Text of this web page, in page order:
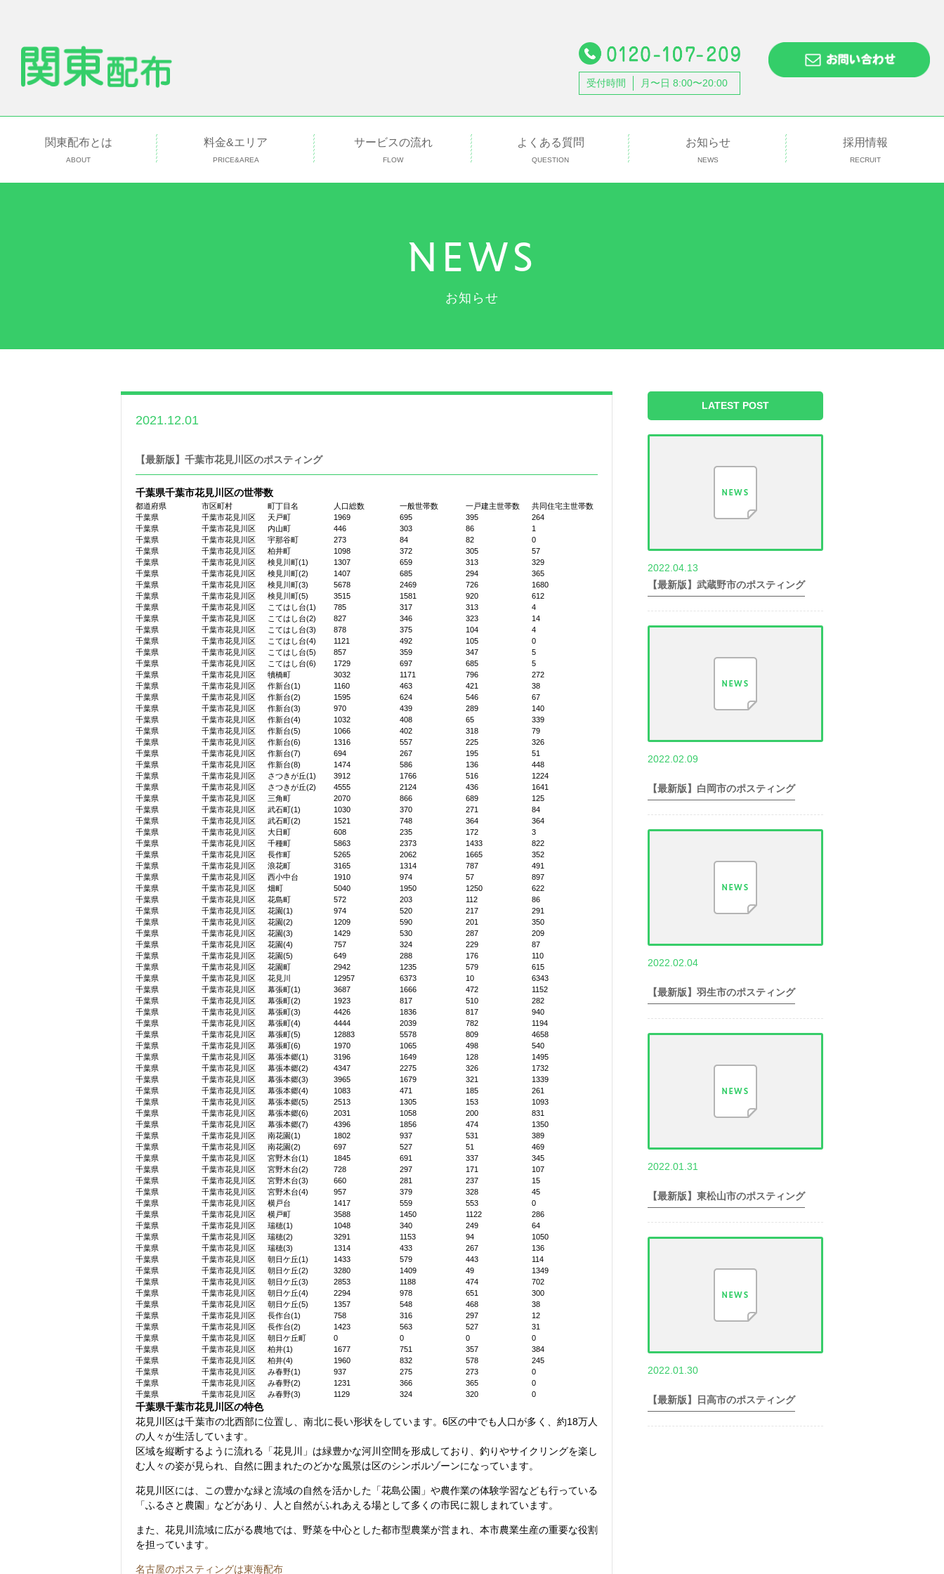
受付時間 月〜日 8:00〜20:00
関東配布とは
ABOUT
料金&エリア
PRICE&AREA
サービスの流れ
FLOW
よくある質問
QUESTION
お知らせ
NEWS
採用情報
RECRUIT
NEWS
お知らせ
2021.12.01
【最新版】千葉市花見川区のポスティング
千葉県千葉市花見川区の世帯数
都道府県 市区町村 町丁目名 人口総数 一般世帯数 一戸建主世帯数
共同住宅主世帯数
千葉県
千葉市花見川区 天戸町 1969 695 395
264
千葉県
千葉市花見川区 内山町 446 303 86
1
千葉県
千葉市花見川区 宇那谷町 273 84 82
0
千葉県
千葉市花見川区 柏井町 1098 372 305
57
千葉県
千葉市花見川区 検見川町(1) 1307 659 313
329
千葉県
千葉市花見川区 検見川町(2) 1407 685 294
365
千葉県
千葉市花見川区 検見川町(3) 5678 2469 726
1680
千葉県
千葉市花見川区 検見川町(5) 3515 1581 920
612
千葉県
千葉市花見川区 こてはし台(1) 785 317 313
4
千葉県
千葉市花見川区 こてはし台(2) 827 346 323
14
千葉県
千葉市花見川区 こてはし台(3) 878 375 104
4
千葉県
千葉市花見川区 こてはし台(4) 1121 492 105
0
千葉県
千葉市花見川区 こてはし台(5) 857 359 347
5
千葉県
千葉市花見川区 こてはし台(6) 1729 697 685
5
千葉県
千葉市花見川区 犢橋町 3032 1171 796
272
千葉県
千葉市花見川区 作新台(1) 1160 463 421
38
千葉県
千葉市花見川区 作新台(2) 1595 624 546
67
千葉県
千葉市花見川区 作新台(3) 970 439 289
140
千葉県
千葉市花見川区 作新台(4) 1032 408 65
339
千葉県
千葉市花見川区 作新台(5) 1066 402 318
79
千葉県
千葉市花見川区 作新台(6) 1316 557 225
326
千葉県
千葉市花見川区 作新台(7) 694 267 195
51
千葉県
千葉市花見川区 作新台(8) 1474 586 136
448
千葉県
千葉市花見川区 さつきが丘(1) 3912 1766 516
1224
千葉県
千葉市花見川区 さつきが丘(2) 4555 2124 436
1641
千葉県
千葉市花見川区 三角町 2070 866 689
125
千葉県
千葉市花見川区 武石町(1) 1030 370 271
84
千葉県
千葉市花見川区 武石町(2) 1521 748 364
364
千葉県
千葉市花見川区 大日町 608 235 172
3
千葉県
千葉市花見川区 千種町 5863 2373 1433
822
千葉県
千葉市花見川区 長作町 5265 2062 1665
352
千葉県
千葉市花見川区 浪花町 3165 1314 787
491
千葉県
千葉市花見川区 西小中台 1910 974 57
897
千葉県
千葉市花見川区 畑町 5040 1950 1250
622
千葉県
千葉市花見川区 花島町 572 203 112
86
千葉県
千葉市花見川区 花園(1) 974 520 217
291
千葉県
千葉市花見川区 花園(2) 1209 590 201
350
千葉県
千葉市花見川区 花園(3) 1429 530 287
209
千葉県
千葉市花見川区 花園(4) 757 324 229
87
千葉県
千葉市花見川区 花園(5) 649 288 176
110
千葉県
千葉市花見川区 花園町 2942 1235 579
615
千葉県
千葉市花見川区 花見川 12957 6373 10
6343
千葉県
千葉市花見川区 幕張町(1) 3687 1666 472
1152
千葉県
千葉市花見川区 幕張町(2) 1923 817 510
282
千葉県
千葉市花見川区 幕張町(3) 4426 1836 817
940
千葉県
千葉市花見川区 幕張町(4) 4444 2039 782
1194
千葉県
千葉市花見川区 幕張町(5) 12883 5578 809
4658
千葉県
千葉市花見川区 幕張町(6) 1970 1065 498
540
千葉県
千葉市花見川区 幕張本郷(1) 3196 1649 128
1495
千葉県
千葉市花見川区 幕張本郷(2) 4347 2275 326
1732
千葉県
千葉市花見川区 幕張本郷(3) 3965 1679 321
1339
千葉県
千葉市花見川区 幕張本郷(4) 1083 471 185
261
千葉県
千葉市花見川区 幕張本郷(5) 2513 1305 153
1093
千葉県
千葉市花見川区 幕張本郷(6) 2031 1058 200
831
千葉県
千葉市花見川区 幕張本郷(7) 4396 1856 474
1350
千葉県
千葉市花見川区 南花園(1) 1802 937 531
389
千葉県
千葉市花見川区 南花園(2) 697 527 51
469
千葉県
千葉市花見川区 宮野木台(1) 1845 691 337
345
千葉県
千葉市花見川区 宮野木台(2) 728 297 171
107
千葉県
千葉市花見川区 宮野木台(3) 660 281 237
15
千葉県
千葉市花見川区 宮野木台(4) 957 379 328
45
千葉県
千葉市花見川区 横戸台 1417 559 553
0
千葉県
千葉市花見川区 横戸町 3588 1450 1122
286
千葉県
千葉市花見川区 瑞穂(1) 1048 340 249
64
千葉県
千葉市花見川区 瑞穂(2) 3291 1153 94
1050
千葉県
千葉市花見川区 瑞穂(3) 1314 433 267
136
千葉県
千葉市花見川区 朝日ケ丘(1) 1433 579 443
114
千葉県
千葉市花見川区 朝日ケ丘(2) 3280 1409 49
1349
千葉県
千葉市花見川区 朝日ケ丘(3) 2853 1188 474
702
千葉県
千葉市花見川区 朝日ケ丘(4) 2294 978 651
300
千葉県
千葉市花見川区 朝日ケ丘(5) 1357 548 468
38
千葉県
千葉市花見川区 長作台(1) 758 316 297
12
千葉県
千葉市花見川区 長作台(2) 1423 563 527
31
千葉県
千葉市花見川区 朝日ケ丘町 0 0 0
0
千葉県
千葉市花見川区 柏井(1) 1677 751 357
384
千葉県
千葉市花見川区 柏井(4) 1960 832 578
245
千葉県
千葉市花見川区 み春野(1) 937 275 273
0
千葉県
千葉市花見川区 み春野(2) 1231 366 365
0
千葉県
千葉市花見川区 み春野(3) 1129 324 320 0
千葉県千葉市花見川区の特色
花見川区は千葉市の北西部に位置し、南北に長い形状をしています。6区の中でも人口が多く、約18万人
の人々が生活しています。
区域を縦断するように流れる「花見川」は緑豊かな河川空間を形成しており、釣りやサイクリングを楽し
む人々の姿が見られ、自然に囲まれたのどかな風景は区のシンボルゾーンになっています。
花見川区には、この豊かな緑と流域の自然を活かした「花島公園」や農作業の体験学習なども行っている
「ふるさと農園」などがあり、人と自然がふれあえる場として多くの市民に親しまれています。
また、花見川流域に広がる農地では、野菜を中心とした都市型農業が営まれ、本市農業生産の重要な役割
を担っています。
名古屋のポスティングは東海配布
LATEST POST
2022.04.13
【最新版】武蔵野市のポスティング
2022.02.09
【最新版】白岡市のポスティング
2022.02.04
【最新版】羽生市のポスティング
2022.01.31
【最新版】東松山市のポスティング
2022.01.30
【最新版】日高市のポスティング